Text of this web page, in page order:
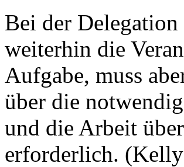
Bei der
weiterhin die
Aufgabe, muss
über die
und die Arbeit
erforderlich.